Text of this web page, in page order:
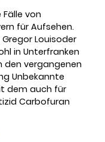
von
für Aufsehen.
Louisoder
in Unterfranken
den vergangenen
Unbekannte
dem auch für
Carbofuran